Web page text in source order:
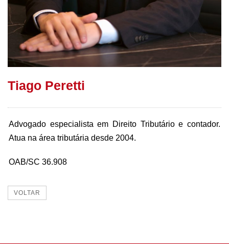
Tiago Peretti
Advogado especialista em Direito Tributário e contador.
Atua na área tributária desde 2004.
OAB/SC 36.908
VOLTAR